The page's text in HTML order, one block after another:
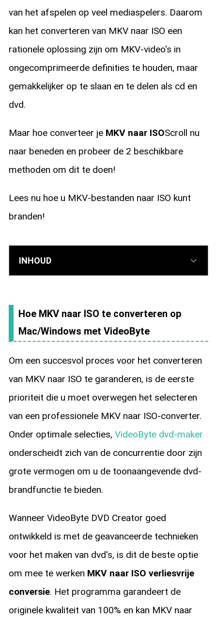
van het afspelen op veel mediaspelers. Daarom
kan het converteren van MKV naar ISO een
rationele oplossing zijn om MKV-video's in
ongecomprimeerde definities te houden, maar
gemakkelijker op te slaan en te delen als cd en
dvd.
Maar hoe converteer je MKV naar ISOScroll nu
naar beneden en probeer de 2 beschikbare
methoden om dit te doen!
Lees nu hoe u MKV-bestanden naar ISO kunt
branden!
INHOUD
Hoe MKV naar ISO te converteren op
Mac/Windows met VideoByte
Om een succesvol proces voor het converteren
van MKV naar ISO te garanderen, is de eerste
prioriteit die u moet overwegen het selecteren
van een professionele MKV naar ISO-converter.
Onder optimale selecties, VideoByte dvd-maker
onderscheidt zich van de concurrentie door zijn
grote vermogen om u de toonaangevende dvd-
brandfunctie te bieden.
Wanneer VideoByte DVD Creator goed
ontwikkeld is met de geavanceerde technieken
voor het maken van dvd's, is dit de beste optie
om mee te werken MKV naar ISO verliesvrije
conversie. Het programma garandeert de
originele kwaliteit van 100% en kan MKV naar